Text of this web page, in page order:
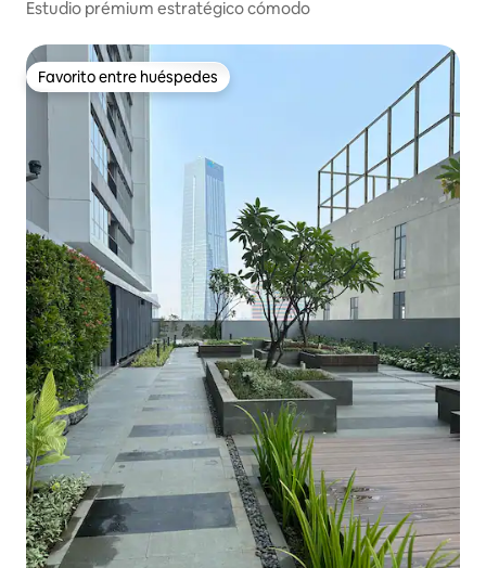
Estudio prémium estratégico cómodo
Favorito entre huéspedes
Favorito entre huéspedes